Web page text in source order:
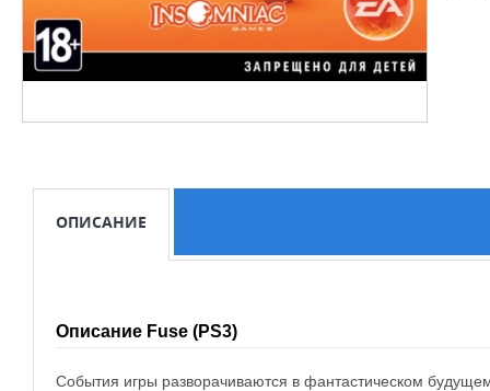
ОПИСАНИЕ
Описание Fuse (PS3)
События игры разворачиваются в фантастическом